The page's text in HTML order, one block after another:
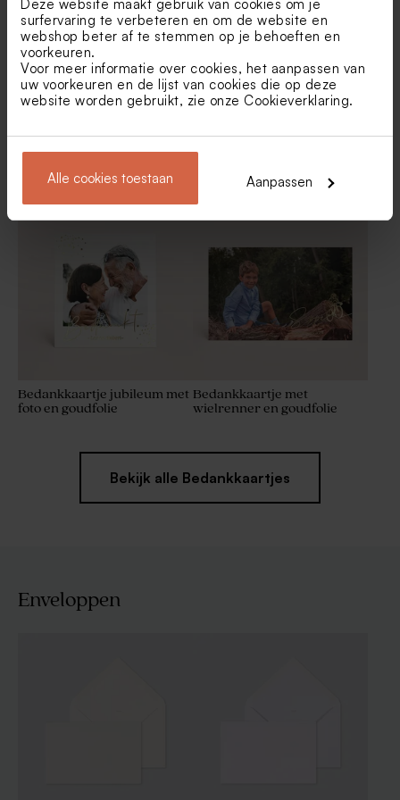
Deze website maakt gebruik van cookies om je
surfervaring te verbeteren en om de website en
webshop beter af te stemmen op je behoeften en
voorkeuren.
Voor meer informatie over cookies, het aanpassen van
uw voorkeuren en de lijst van cookies die op deze
website worden gebruikt, zie onze Cookieverklaring.
Alle cookies toestaan Aanpassen
Nieuw
Placemat met goudfolie en
foto's
De Bock stralende lentilles
XS metallic gold 195gr (± 500
goudfolie en aquarel
goudfolie afwerking
Bedankkaartje jubileum met
foto en goudfolie
Bedankkaartje met
wielrenner en goudfolie
Bekijk alle Bedankkaartjes
Enveloppen